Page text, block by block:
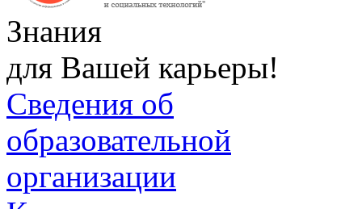
Знания
для Вашей карьеры!
Сведения об
образовательной
организации